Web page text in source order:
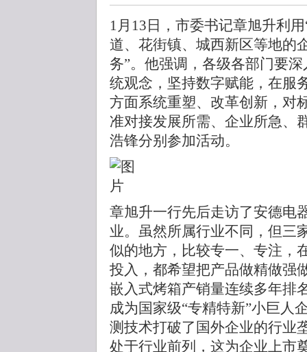
1月13日，市委书记章旭升利
道、花街镇、城西新区等地的
务”。他强调，各级各部门要
统观念，坚持数字赋能，在服
方面系统重塑、改革创新，对
准对接发展所需、企业所急、
浩锋分别参加活动。
章旭升一行先后走访了安德电
业。虽然所属行业不同，但三
似的地方，比较专一、专注，
投入，都希望把产品做精做强
嵌入式烤箱产销量连续多年排
成为国家级“专精特新”小巨人
测技术打破了国外企业的行业
处于行业前列，这为企业上市